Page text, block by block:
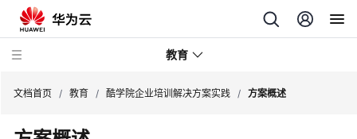
教育
文档首页 / 教育 / 酷学院企业培训解决方案实践 / 方案概述